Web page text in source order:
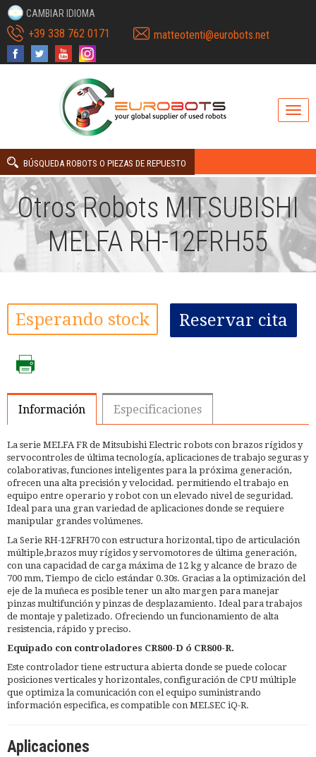
CAMBIAR IDIOMA
+39 338 762 0171 matteotenti@eurobots.net
BÚSQUEDA ROBOTS O PIEZAS DE REPUESTO
Otros Robots MITSUBISHI
MELFA RH-12FRH55
Esperando stock Reservar cita
Información Especificaciones
La serie MELFA FR de Mitsubishi Electric robots con brazos rígidos y
servocontroles de última tecnología, aplicaciones de trabajo seguras y
colaborativas, funciones inteligentes para la próxima generación,
ofrecen una alta precisión y velocidad. permitiendo el trabajo en
equipo entre operario y robot con un elevado nivel de seguridad.
Ideal para una gran variedad de aplicaciones donde se requiere
manipular grandes volúmenes.
La Serie RH-12FRH70 con estructura horizontal, tipo de articulación
múltiple,brazos muy rígidos y servomotores de última generación,
con una capacidad de carga máxima de 12 kg y alcance de brazo de
700 mm, Tiempo de ciclo estándar 0.30s. Gracias a la optimización del
eje de la muñeca es posible tener un alto margen para manejar
pinzas multifunción y pinzas de desplazamiento. Ideal para trabajos
de montaje y paletizado. Ofreciendo un funcionamiento de alta
resistencia, rápido y preciso.
Equipado con controladores CR800-D ó CR800-R.
Este controlador tiene estructura abierta donde se puede colocar
posiciones verticales y horizontales, configuración de CPU múltiple
que optimiza la comunicación con el equipo suministrando
información especifica, es compatible con MELSEC iQ-R.
Aplicaciones